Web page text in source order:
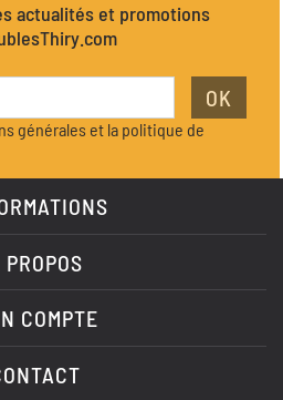
actualités et promotions
OK
générales et la politique de
PROPOS
COMPTE